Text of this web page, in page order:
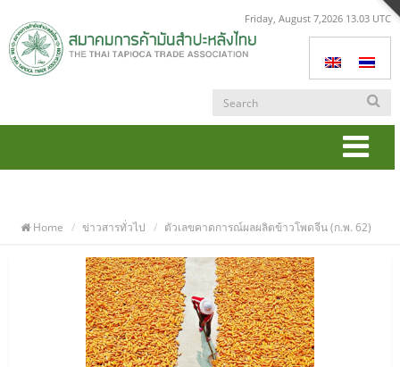
Friday, August 7,2026 13.03 UTC
Home ข่าวสารทั่วไป ตัวเลขคาดการณ์ผลผลิตข้าวโพดจีน (ก.พ. 62)